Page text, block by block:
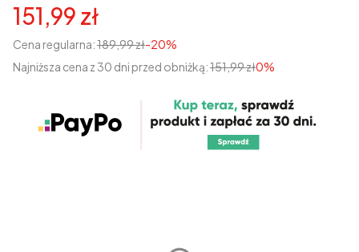
151,99 zł
Cena regularna:189,99 zł-20%
Najniższa cena z 30 dni przed obniżką:151,99 zł0%